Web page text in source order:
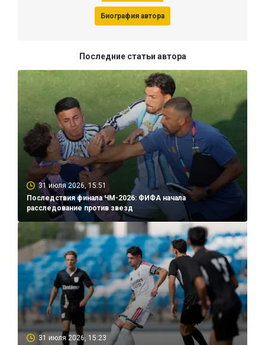
Биография автора
Последние статьи автора
31 июля 2026, 15:51
Последствия финала ЧМ-2026: ФИФА начала
расследование против звезд
31 июля 2026, 15:23